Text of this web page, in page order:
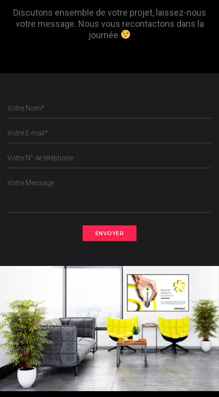
Discutons ensemble de votre projet, laissez-nous
votre message. Nous vous recontactons dans la
journée